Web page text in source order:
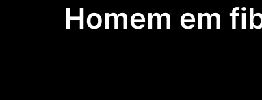
Homem em